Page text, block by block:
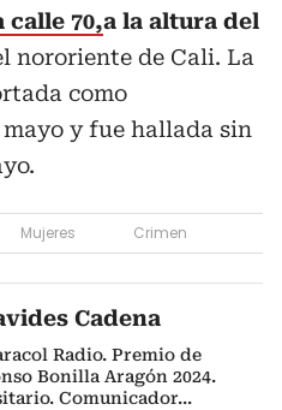
calle 70,a la altura del
nororiente de Cali. La
como
y fue hallada sin
Mujeres Crimen
Cadena
Radio. Premio de
Bonilla Aragón 2024.
Comunicador...